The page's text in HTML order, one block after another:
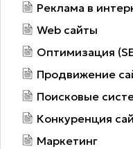
Реклама в
Web сайты
Оптимизация
Продвижение
Поисковые
Конкуренция
Маркетинг